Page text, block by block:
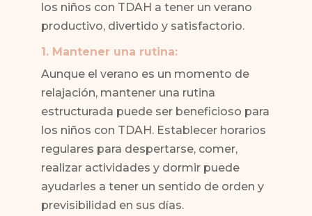
los niños con TDAH a tener un verano
productivo, divertido y satisfactorio.
1. Mantener una rutina:
Aunque el verano es un momento de
relajación, mantener una rutina
estructurada puede ser beneficioso para
los niños con TDAH. Establecer horarios
regulares para despertarse, comer,
realizar actividades y dormir puede
ayudarles a tener un sentido de orden y
previsibilidad en sus días.